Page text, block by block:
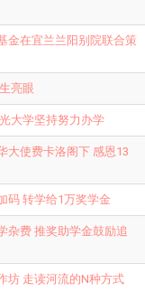
金在宜兰兰阳别院联合策
亮眼
大学坚持努力办学
大使费卡洛阁下 感恩13
码 转学给1万奖学金
杂费 推奖助学金鼓励追
坊 走读河流的N种方式